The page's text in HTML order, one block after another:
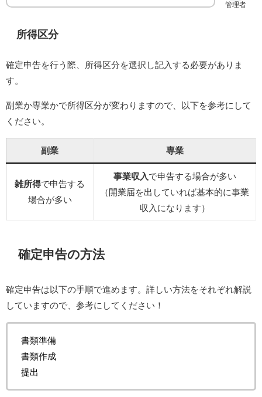
管理者
所得区分
確定申告を行う際、所得区分を選択し記入する必要がありま
す。
副業か専業かで所得区分が変わりますので、以下を参考にして
ください。
副業 専業
雑所得で申告する
場合が多い
事業収入 で申告する場合が多い
（開業届を出していれば基本的に事業
収入になります）
確定申告の方法
確定申告は以下の手順で進めます。詳しい方法をそれぞれ解説
していますので、参考にしてください！
書類準備
書類作成
提出